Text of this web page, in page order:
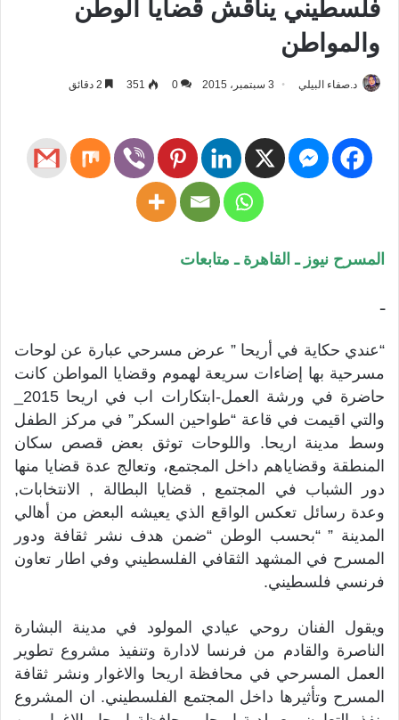
فلسطيني يناقش قضايا الوطن
والمواطن
د.صفاء البيلي 3 سبتمبر، 2015 0
351
المسرح نيوز ـ القاهرة ـ متابعات
ـ
“عندي حكاية في أريحا ” عرض مسرحي عبارة عن لوحات
مسرحية بها إضاءات سريعة لهموم وقضايا المواطن كانت
والتي اقيمت في قاعة “طواحين السكر” في مركز الطفل
وسط مدينة اريحا. واللوحات توثق بعض قصص سكان
المنطقة وقضاياهم داخل المجتمع، وتعالج عدة قضايا منها
دور الشباب في المجتمع , قضايا البطالة , الانتخابات,
وعدة رسائل تعكس الواقع الذي يعيشه البعض من أهالي
المدينة ” “بحسب الوطن “ضمن هدف نشر ثقافة ودور
المسرح في المشهد الثقافي الفلسطيني وفي اطار تعاون
فرنسي فلسطيني.
ويقول الفنان روحي عيادي المولود في مدينة البشارة
الناصرة والقادم من فرنسا لادارة وتنفيذ مشروع تطوير
العمل المسرحي في محافظة اريحا والاغوار ونشر ثقافة
المسرح وتأثيرها داخل المجتمع الفلسطيني. ان المشروع